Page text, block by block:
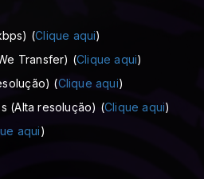
(Clique aqui)
Transfer) (Clique aqui)
(Clique aqui)
(Alta resolução) (Clique aqui)
aqui)